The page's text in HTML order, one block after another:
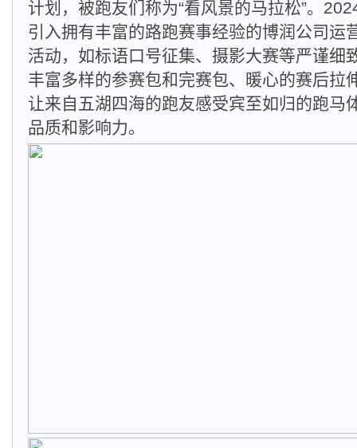
计划，被跑友们称为“看风景的马拉松”。
引入拥有丰富的路跑赛事经验的博润公司运
活动，如标语口号征集、摄影大赛等严谨细
丰富多样的参赛包和完赛包、暖心的赛后拉
让来自五湖四海的跑友感受宾至如归的跑马
品质和影响力。